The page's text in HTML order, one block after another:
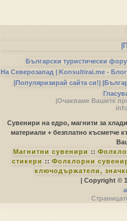
Български туристически
На Северозапад | Konsultirai.me -
|Популяризирай сайта си!|
|Очакваме Вашите
Сувенири на едро, магнити за
материали + безплатно късметче
Магнитни сувенири ::
стикери :: Фолклорни
ключодържатели,
| Copyright ©